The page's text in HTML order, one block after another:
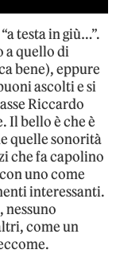
testa in giù…”.
a quello di
bene), eppure
ascolti e si
Riccardo
Il bello è che è
quelle sonorità
che fa capolino
uno come
interessanti.
nessuno
come un